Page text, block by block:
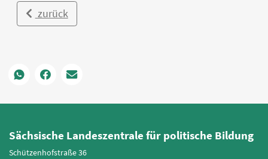
zurück
Sächsische Landeszentrale für politische Bildung
Schützenhofstraße 36